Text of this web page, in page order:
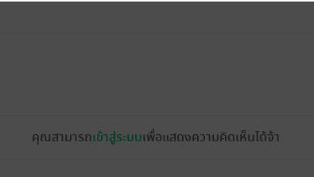
คุณสามารถเข้าสู่ระบบเพื่อแสดงความคิดเห็นได้จ้า